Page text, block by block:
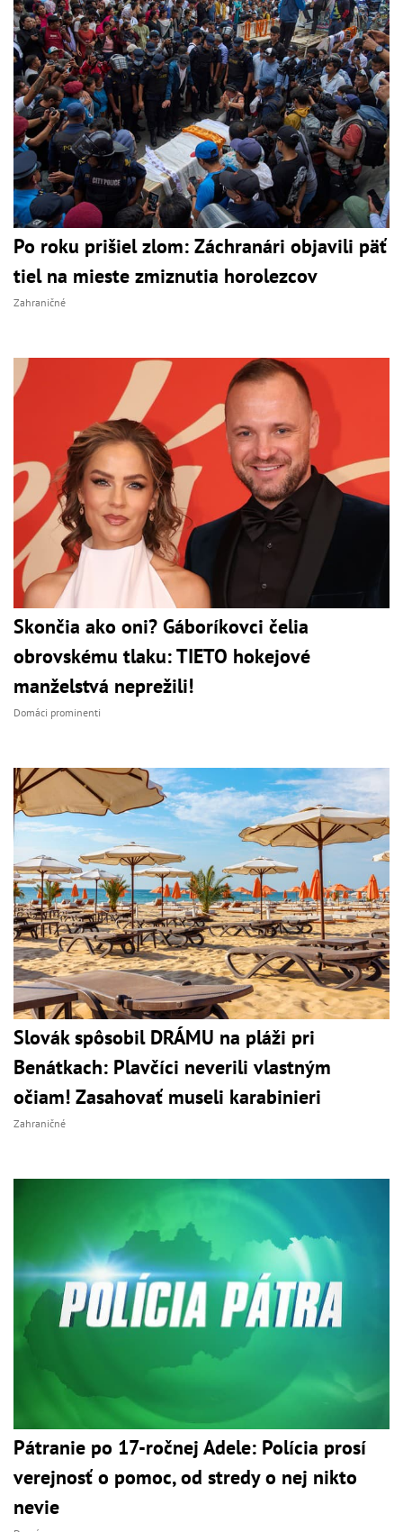
Po roku prišiel zlom: Záchranári objavili päť
tiel na mieste zmiznutia horolezcov
Zahraničné
Skončia ako oni? Gáboríkovci čelia
obrovskému tlaku: TIETO hokejové
manželstvá neprežili!
Domáci prominenti
Slovák spôsobil DRÁMU na pláži pri
Benátkach: Plavčíci neverili vlastným
očiam! Zasahovať museli karabinieri
Zahraničné
Pátranie po 17-ročnej Adele: Polícia prosí
verejnosť o pomoc, od stredy o nej nikto
nevie